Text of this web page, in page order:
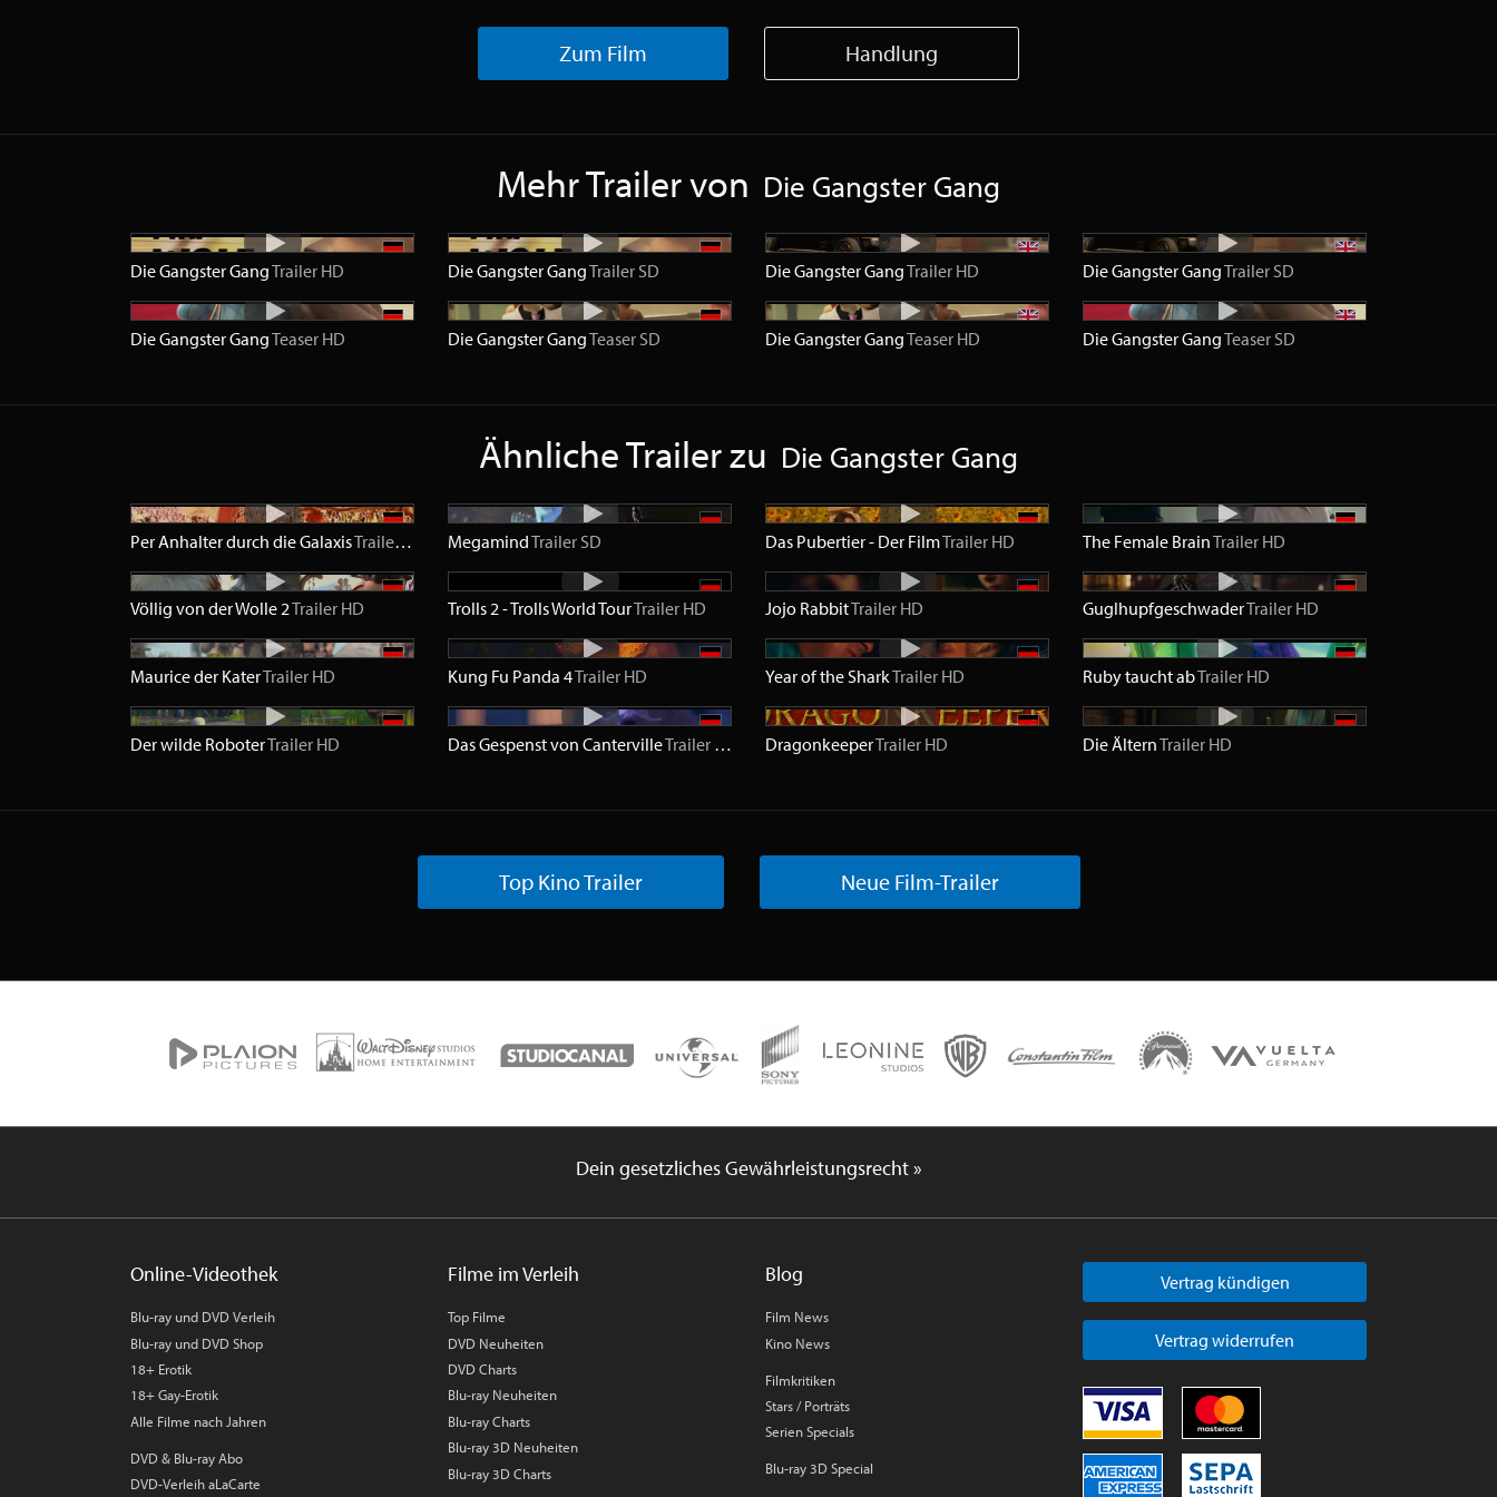
Zum Film Handlung
Mehr Trailer von Die Gangster Gang
Die Gangster GangTrailer HD Die Gangster GangTrailer SD Die Gangster GangTrailer HD Die Gangster GangTrailer SD
Die Gangster GangTeaser HD Die Gangster GangTeaser SD Die Gangster GangTeaser HD Die Gangster GangTeaser SD
Ähnliche Trailer zu Die Gangster Gang
Per Anhalter durch die GalaxisTrailer SD MegamindTrailer SD Das Pubertier - Der FilmTrailer HD The Female BrainTrailer HD
Völlig von der Wolle 2Trailer HD Trolls 2 - Trolls World TourTrailer HD Jojo RabbitTrailer HD GuglhupfgeschwaderTrailer HD
Maurice der KaterTrailer HD Kung Fu Panda 4Trailer HD Year of the SharkTrailer HD Ruby taucht abTrailer HD
Der wilde RoboterTrailer HD Das Gespenst von CantervilleTrailer SD DragonkeeperTrailer HD Die ÄlternTrailer HD
Top Kino Trailer Neue Film-Trailer
Dein gesetzliches Gewährleistungsrecht »
Online-Videothek
Blu-ray und DVD Verleih
Blu-ray und DVD Shop
18+ Erotik
18+ Gay-Erotik
Alle Filme nach Jahren
DVD & Blu-ray Abo
DVD-Verleih aLaCarte
Filme im Verleih
Top Filme
DVD Neuheiten
DVD Charts
Blu-ray Neuheiten
Blu-ray Charts
Blu-ray 3D Neuheiten
Blu-ray 3D Charts
Blog
Film News
Kino News
Filmkritiken
Stars / Porträts
Serien Specials
Blu-ray 3D Special
Vertrag kündigen
Vertrag widerrufen